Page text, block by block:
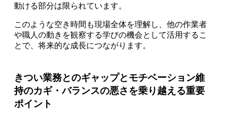
動ける部分は限られています。
このような空き時間も現場全体を理解し、他の作業者
や職人の動きを観察する学びの機会として活用するこ
とで、将来的な成長につながります。
きつい業務とのギャップとモチベーション維
持のカギ・バランスの悪さを乗り越える重要
ポイント